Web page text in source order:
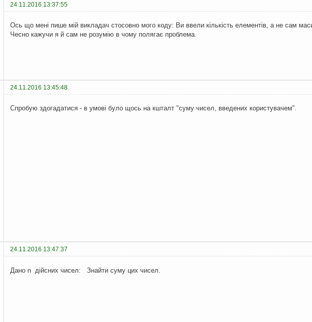
24.11.2016 13:37:55
Ось що мені пише мій викладач стосовно мого коду: Ви ввели кількість елементів, а не сам
Чесно кажучи я й сам не розумію в чому полягає проблема.
24.11.2016 13:45:48
Спробую здогадатися - в умові було щось на кшталт "суму чисел, введених користувачем".
24.11.2016 13:47:37
Дано n дійсних чисел: Знайти суму цих чисел.